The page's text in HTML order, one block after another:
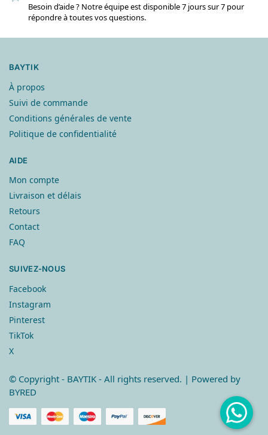
Besoin d’aide ? Notre équipe est disponible 7 jours sur 7 pour
répondre à toutes vos questions.
BAYTIK
À propos
Suivi de commande
Conditions générales de vente
Politique de confidentialité
AIDE
Mon compte
Livraison et délais
Retours
Contact
FAQ
SUIVEZ-NOUS
Facebook
Instagram
Pinterest
TikTok
X
© Copyright - BAYTIK - All rights reserved. | Powered by
BYRED